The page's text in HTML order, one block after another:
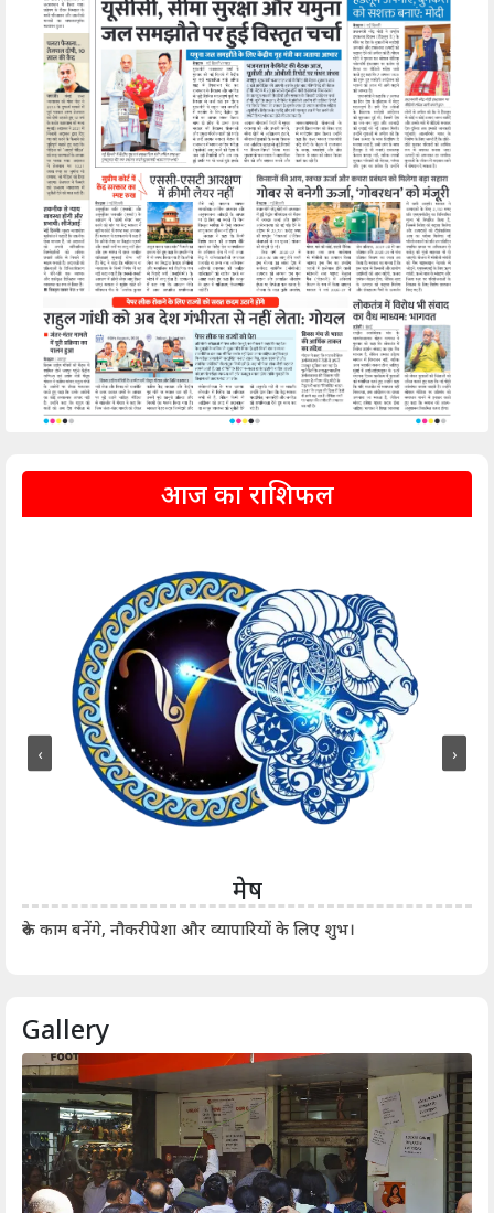
आज का राशिफल
मेष
रुके काम बनेंगे, नौकरीपेशा और व्यापारियों के लिए शुभ।
‹ ›
Gallery